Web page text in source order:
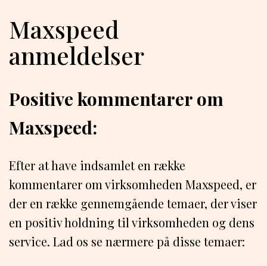
Maxspeed
anmeldelser
Positive kommentarer om
Maxspeed:
Efter at have indsamlet en række
kommentarer om virksomheden Maxspeed, er
der en række gennemgående temaer, der viser
en positiv holdning til virksomheden og dens
service. Lad os se nærmere på disse temaer: